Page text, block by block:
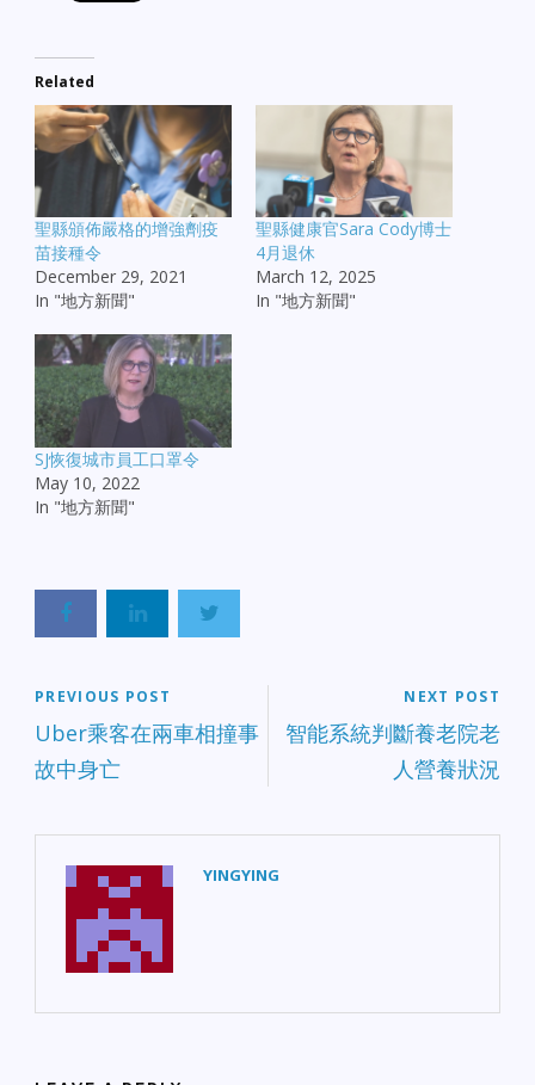
Related
聖縣頒佈嚴格的增強劑疫
苗接種令
December 29, 2021
In "地方新聞"
聖縣健康官Sara Cody博士
4月退休
March 12, 2025
In "地方新聞"
SJ恢復城市員工口罩令
May 10, 2022
In "地方新聞"
PREVIOUS POST
Uber乘客在兩車相撞事
故中身亡
NEXT POST
智能系統判斷養老院老
人營養狀況
YINGYING